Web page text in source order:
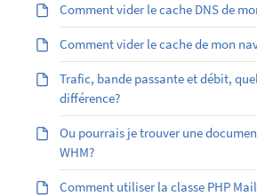
Comment vider le cache DNS de
Comment vider le cache de mon
Trafic, bande passante et débit,
différence?
Ou pourrais je trouver une
WHM?
Comment utiliser la classe PHP